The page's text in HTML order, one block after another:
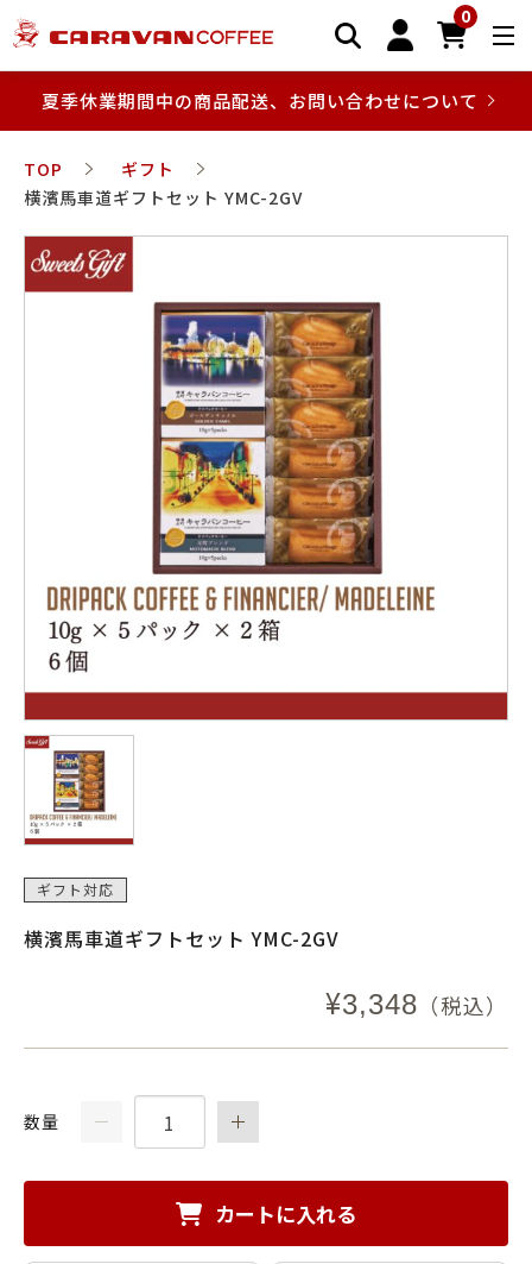
0
夏季休業期間中の商品配送、お問い合わせについて
TOP
ギフト
横濱馬車道ギフトセット YMC-2GV
ギフト対応
横濱馬車道ギフトセット YMC-2GV
¥3,348 （税込）
数量
カートに入れる